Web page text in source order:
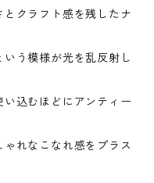
クラフト感を残したナ
う模様が光を乱反射し
込むほどにアンティー
れなこなれ感をプラス